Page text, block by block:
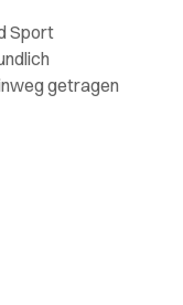
Sport
getragen